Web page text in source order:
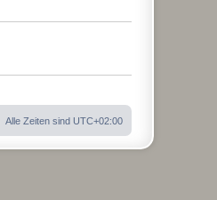
Alle Zeiten sind UTC+02:00